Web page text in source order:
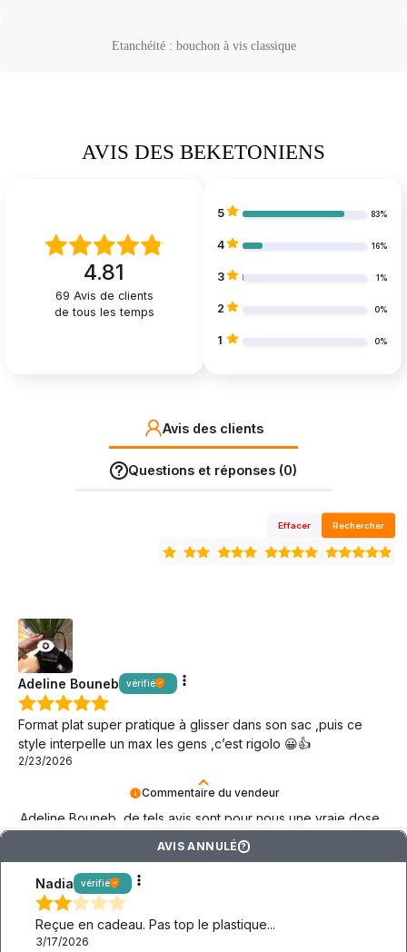
Etanchéité : bouchon à vis classique
AVIS DES BEKETONIENS
4.81
69 Avis de clients
de tous les temps
5 83%
4 16%
3 1%
2 0%
1 0%
Avis des clients
Questions et réponses (0)
Effacer Rechercher
Commentaire du vendeur
Adeline Bouneb, de tels avis sont pour nous une vraie dose
de motivation keto – merci d'être là !
Adeline Bouneb vérifié
Format plat super pratique à glisser dans son sac ,puis ce
style interpelle un max les gens ,c’est rigolo 😀👍️
2/23/2026
AVIS ANNULÉ ?
Nadia vérifié
Reçue en cadeau. Pas top le plastique...
3/17/2026